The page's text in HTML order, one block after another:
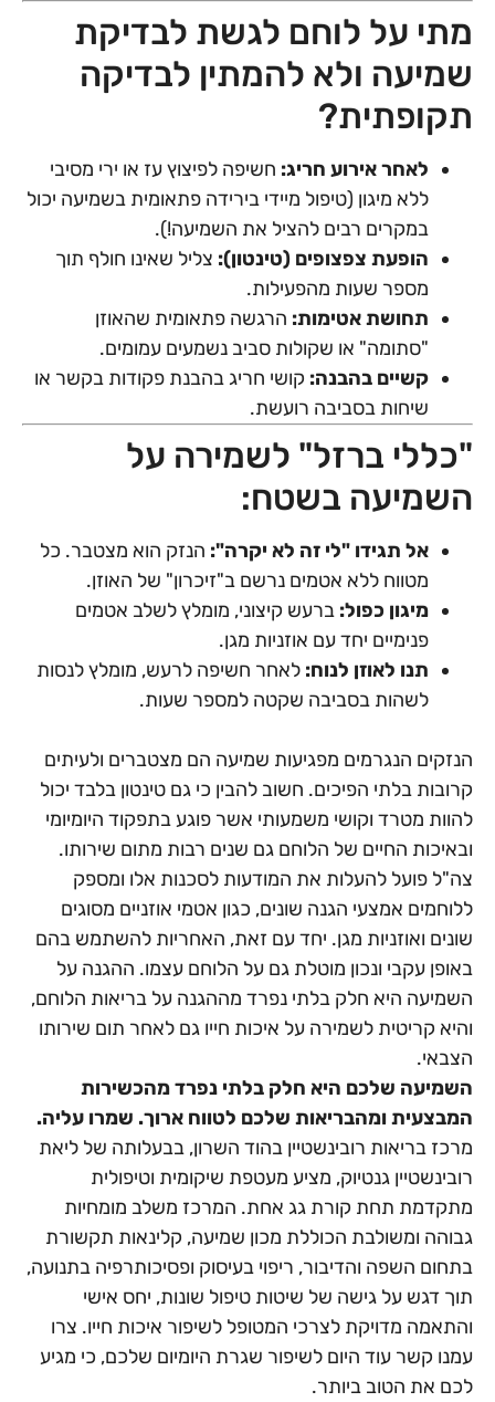
מתי על לוחם לגשת לבדיקת
שמיעה ולא להמתין לבדיקה
תקופתית?
לאחר אירוע חריג: חשיפה לפיצוץ עז או ירי מסיבי
ללא מיגון (טיפול מיידי בירידה פתאומית בשמיעה יכול
במקרים רבים להציל את השמיעה!).
הופעת צפצופים (טינטון): צליל שאינו חולף תוך
מספר שעות מהפעילות.
תחושת אטימות: הרגשה פתאומית שהאוזן
"סתומה" או שקולות סביב נשמעים עמומים.
קשיים בהבנה: קושי חריג בהבנת פקודות בקשר או
שיחות בסביבה רועשת.
"כללי ברזל" לשמירה על
השמיעה בשטח:
אל תגידו "לי זה לא יקרה": הנזק הוא מצטבר. כל
מטווח ללא אטמים נרשם ב"זיכרון" של האוזן.
מיגון כפול: ברעש קיצוני, מומלץ לשלב אטמים
פנימיים יחד עם אוזניות מגן.
תנו לאוזן לנוח: לאחר חשיפה לרעש, מומלץ לנסות
לשהות בסביבה שקטה למספר שעות.
הנזקים הנגרמים מפגיעות שמיעה הם מצטברים ולעיתים
קרובות בלתי הפיכים. חשוב להבין כי גם טינטון בלבד יכול
להוות מטרד וקושי משמעותי אשר פוגע בתפקוד היומיומי
ובאיכות החיים של הלוחם גם שנים רבות מתום שירותו.
צה"ל פועל להעלות את המודעות לסכנות אלו ומספק
ללוחמים אמצעי הגנה שונים, כגון אטמי אוזניים מסוגים
שונים ואוזניות מגן. יחד עם זאת, האחריות להשתמש בהם
באופן עקבי ונכון מוטלת גם על הלוחם עצמו. ההגנה על
השמיעה היא חלק בלתי נפרד מההגנה על בריאות הלוחם,
והיא קריטית לשמירה על איכות חייו גם לאחר תום שירותו
הצבאי.
השמיעה שלכם היא חלק בלתי נפרד מהכשירות
המבצעית ומהבריאות שלכם לטווח ארוך. שמרו עליה.
מרכז בריאות רובינשטיין בהוד השרון, בבעלותה של ליאת
רובינשטיין גנטיוק, מציע מעטפת שיקומית וטיפולית
מתקדמת תחת קורת גג אחת. המרכז משלב מומחיות
גבוהה ומשולבת הכוללת מכון שמיעה, קלינאות תקשורת
בתחום השפה והדיבור, ריפוי בעיסוק ופסיכותרפיה בתנועה,
תוך דגש על גישה של שיטות טיפול שונות, יחס אישי
והתאמה מדויקת לצרכי המטופל לשיפור איכות חייו. צרו
עמנו קשר עוד היום לשיפור שגרת היומיום שלכם, כי מגיע
לכם את הטוב ביותר.